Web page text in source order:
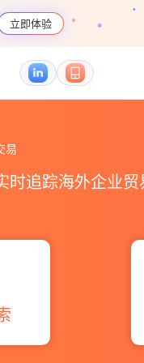
立即体验
易
时追踪海外企业贸